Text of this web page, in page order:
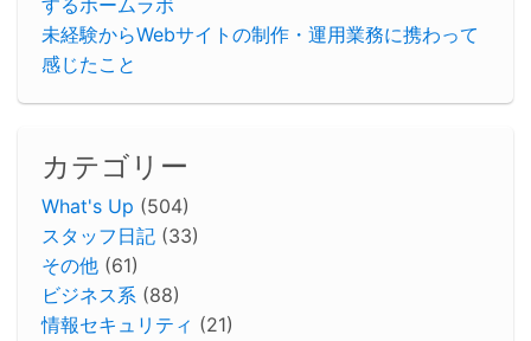
するホームラボ
未経験からWebサイトの制作・運用業務に携わって
感じたこと
カテゴリー
What's Up (504)
スタッフ日記 (33)
その他 (61)
ビジネス系 (88)
情報セキュリティ (21)